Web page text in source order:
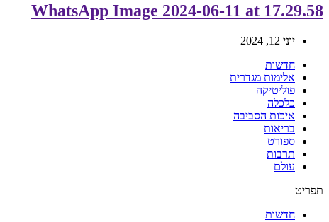
WhatsApp Image 2024-06-11 at 17.29.58
יוני 12, 2024
חדשות
אלימות מגדרית
פוליטיקה
כלכלה
איכות הסביבה
בריאות
ספורט
תרבות
עולם
תפריט
חדשות